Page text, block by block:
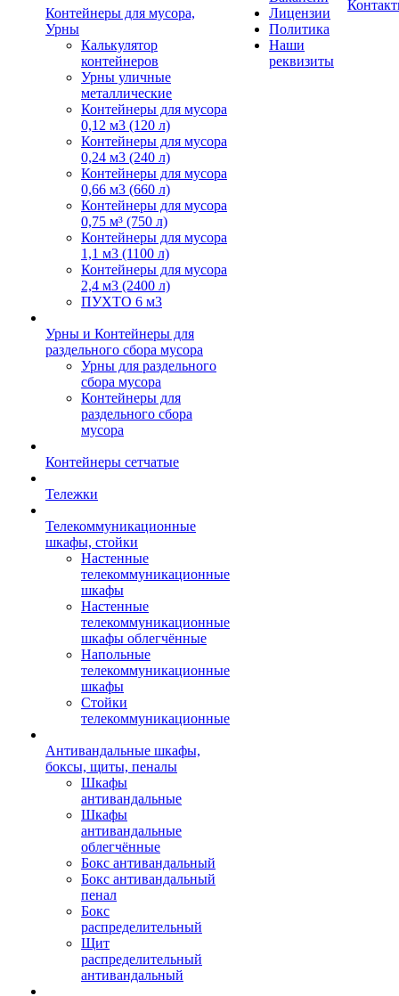
Контейнеры для мусора,
Урны
Калькулятор
контейнеров
Урны уличные
металлические
Контейнеры для мусора
0,12 м3 (120 л)
Контейнеры для мусора
0,24 м3 (240 л)
Контейнеры для мусора
0,66 м3 (660 л)
Контейнеры для мусора
0,75 м³ (750 л)
Контейнеры для мусора
1,1 м3 (1100 л)
Контейнеры для мусора
2,4 м3 (2400 л)
ПУХТО 6 м3
Урны и Контейнеры для
раздельного сбора мусора
Урны для раздельного
сбора мусора
Контейнеры для
раздельного сбора
мусора
Контейнеры сетчатые
Тележки
Телекоммуникационные
шкафы, стойки
Настенные
телекоммуникационные
шкафы
Настенные
телекоммуникационные
шкафы облегчённые
Напольные
телекоммуникационные
шкафы
Стойки
телекоммуникационные
Антивандальные шкафы,
боксы, щиты, пеналы
Шкафы
антивандальные
Шкафы
антивандальные
облегчённые
Бокс антивандальный
Бокс антивандальный
пенал
Бокс
распределительный
Щит
распределительный
антивандальный
Лицензии
Политика
Наши
реквизиты